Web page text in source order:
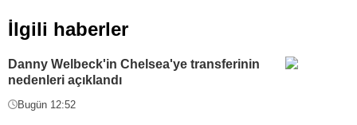
İlgili haberler
Danny Welbeck'in Chelsea'ye transferinin
nedenleri açıklandı
Bugün 12:52